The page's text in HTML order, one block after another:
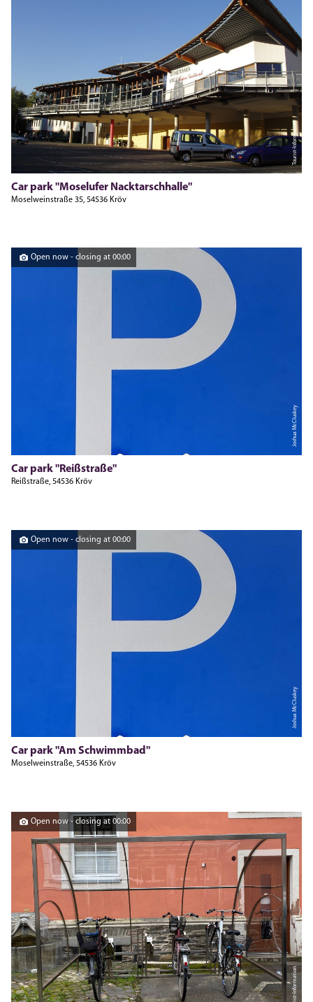
Tourist-Information
Car park "Moselufer Nacktarschhalle"
Moselweinstraße 35, 54536 Kröv
Joshua McCluskey
Open now - closing at 00:00
Car park "Reißstraße"
Reißstraße, 54536 Kröv
Joshua McCluskey
Open now - closing at 00:00
Car park "Am Schwimmbad"
Moselweinstraße, 54536 Kröv
Tourist-Information
Open now - closing at 00:00